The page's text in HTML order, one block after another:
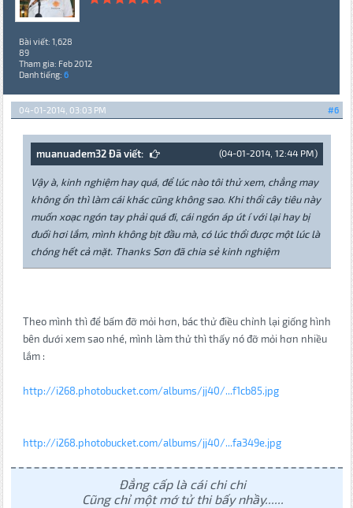
Bài viết: 1,628
89
Tham gia: Feb 2012
Danh tiếng: 6
#6
04-01-2014, 03:03 PM
(04-01-2014, 12:44 PM)
muanuadem32 Đã viết:
Vậy à, kinh nghiệm hay quá, để lúc nào tôi thử xem, chẳng may
không ổn thì làm cái khác cũng không sao. Khi thổi cây tiêu này
muốn xoạc ngón tay phải quá đi, cái ngón áp út í với lại hay bị
đuối hơi lắm, mình không bịt đầu mà, có lúc thổi được một lúc là
chóng hết cả mặt. Thanks Sơn đã chia sẻ kinh nghiệm
Theo mình thì để bấm đỡ mỏi hơn, bác thử điều chỉnh lại giống hình
bên dưới xem sao nhé, mình làm thử thì thấy nó đỡ mỏi hơn nhiều
lắm :
http://i268.photobucket.com/albums/jj40/...f1cb85.jpg
http://i268.photobucket.com/albums/jj40/...fa349e.jpg
Đẳng cấp là cái chi chi
Cũng chỉ một mớ tử thi bấy nhầy......